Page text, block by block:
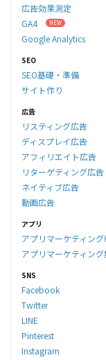
広告効果測定
GA4
Google Analytics
SEO
SEO基礎・準備
サイト作り
広告
リスティング広告
ディスプレイ広告
アフィリエイト広告
リターゲティング広告
ネイティブ広告
動画広告
アプリ
アプリマーケティン
アプリマーケティング
SNS
Facebook
Twitter
LINE
Pinterest
Instagram